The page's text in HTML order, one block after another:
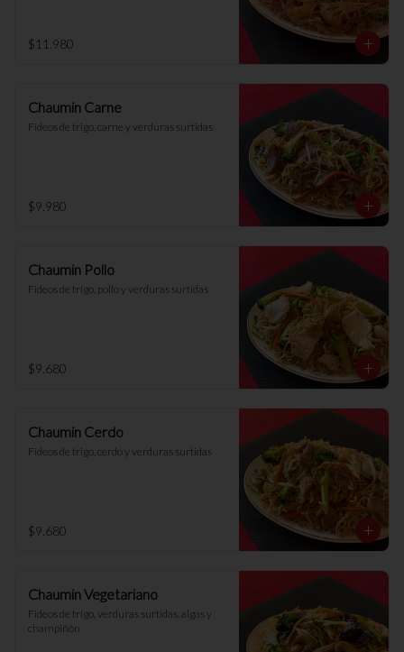
$11.980
Chaumin Carne
Fideos de trigo, carne y verduras surtidas
$9.980
Chaumin Pollo
Fideos de trigo, pollo y verduras surtidas
$9.680
Chaumin Cerdo
Fideos de trigo, cerdo y verduras surtidas
$9.680
Chaumin Vegetariano
Fideos de trigo, verduras surtidas, algas y
champiñón